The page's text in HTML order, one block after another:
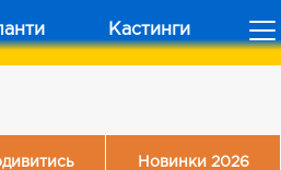
Кастинги
Новинки 2026